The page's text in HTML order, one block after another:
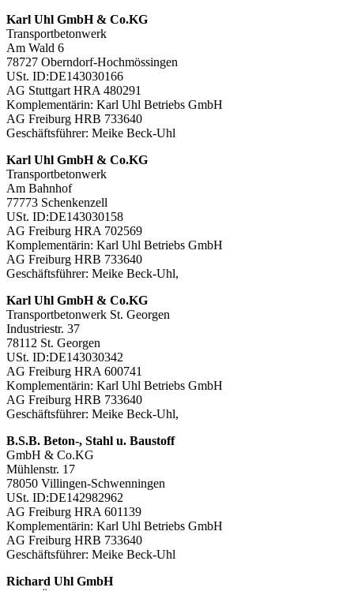
Karl Uhl GmbH & Co.KG
Transportbetonwerk
Am Wald 6
78727 Oberndorf-Hochmössingen
USt. ID:DE143030166
AG Stuttgart HRA 480291
Komplementärin: Karl Uhl Betriebs GmbH
AG Freiburg HRB 733640
Geschäftsführer: Meike Beck-Uhl
Karl Uhl GmbH & Co.KG
Transportbetonwerk
Am Bahnhof
77773 Schenkenzell
USt. ID:DE143030158
AG Freiburg HRA 702569
Komplementärin: Karl Uhl Betriebs GmbH
AG Freiburg HRB 733640
Geschäftsführer: Meike Beck-Uhl,
Karl Uhl GmbH & Co.KG
Transportbetonwerk St. Georgen
Industriestr. 37
78112 St. Georgen
USt. ID:DE143030342
AG Freiburg HRA 600741
Komplementärin: Karl Uhl Betriebs GmbH
AG Freiburg HRB 733640
Geschäftsführer: Meike Beck-Uhl,
B.S.B. Beton-, Stahl u. Baustoff
GmbH & Co.KG
Mühlenstr. 17
78050 Villingen-Schwenningen
USt. ID:DE142982962
AG Freiburg HRA 601139
Komplementärin: Karl Uhl Betriebs GmbH
AG Freiburg HRB 733640
Geschäftsführer: Meike Beck-Uhl
Richard Uhl GmbH